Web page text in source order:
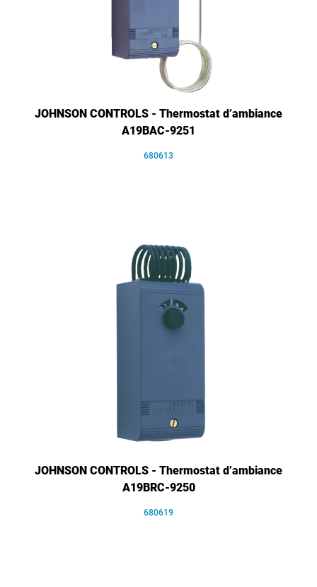
JOHNSON CONTROLS - Thermostat d’ambiance
A19BAC-9251
680613
JOHNSON CONTROLS - Thermostat d’ambiance
A19BRC-9250
680619